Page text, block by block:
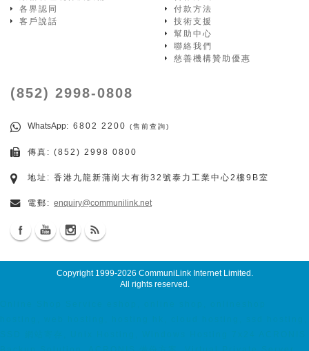
各界認同
客戶說話
付款方法
技術支援
幫助中心
聯絡我們
慈善機構贊助優惠
(852) 2998-0808
WhatsApp: 6802 2200 (售前查詢)
傳真: (852) 2998 0800
地址: 香港九龍新蒲崗大有街32號泰力工業中心2樓9B室
電郵: enquiry@communilink.net
Copyright 1999-2026 CommuniLink Internet Limited .
All rights reserved.